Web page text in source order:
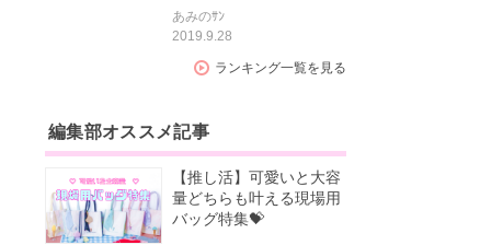
あみのｻﾝ
2019.9.28
ランキング一覧を見る
編集部オススメ記事
【推し活】可愛いと大容
量どちらも叶える現場用
バッグ特集💝